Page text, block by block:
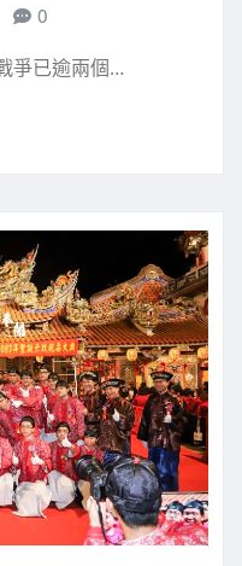
0
爭已逾兩個…